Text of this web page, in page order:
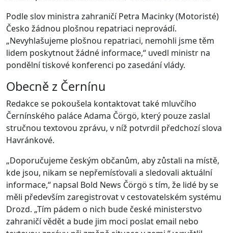
Podle slov ministra zahraničí Petra Macinky (Motoristé)
Česko žádnou plošnou repatriaci neprovádí.
„Nevyhlašujeme plošnou repatriaci, nemohli jsme těm
lidem poskytnout žádné informace,“ uvedl ministr na
pondělní tiskové konferenci po zasedání vlády.
Obecně z Černínu
Redakce se pokoušela kontaktovat také mluvčího
Černínského paláce Adama Čörgö, který pouze zaslal
stručnou textovou zprávu, v níž potvrdil předchozí slova
Havránkové.
„Doporučujeme českým občanům, aby zůstali na místě,
kde jsou, nikam se nepřemísťovali a sledovali aktuální
informace,“ napsal Bold News Čörgö s tím, že lidé by se
měli především zaregistrovat v cestovatelském systému
Drozd. „Tím pádem o nich bude české ministerstvo
zahraničí vědět a bude jim moci poslat email nebo